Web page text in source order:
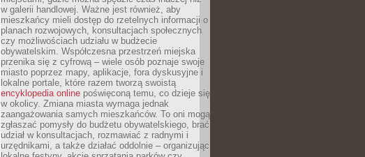
w galerii handlowej. Ważne jest również, aby
mieszkańcy mieli dostęp do rzetelnych informacji o
planach rozwojowych, konsultacjach społecznych
czy możliwościach udziału w budżecie
obywatelskim. Współczesna przestrzeń miejska
przenika się z cyfrową – wiele osób poznaje swoje
miasto poprzez mapy, aplikacje, fora dyskusyjne i
lokalne portale, które razem tworzą swoistą
encyklopedia online poświęconą temu, co dzieje się
w okolicy. Zmiana miasta wymaga jednak
zaangażowania samych mieszkańców. To oni mogą
zgłaszać pomysły do budżetu obywatelskiego, brać
udział w konsultacjach, rozmawiać z radnymi i
urzędnikami, a także działać oddolnie – organizując